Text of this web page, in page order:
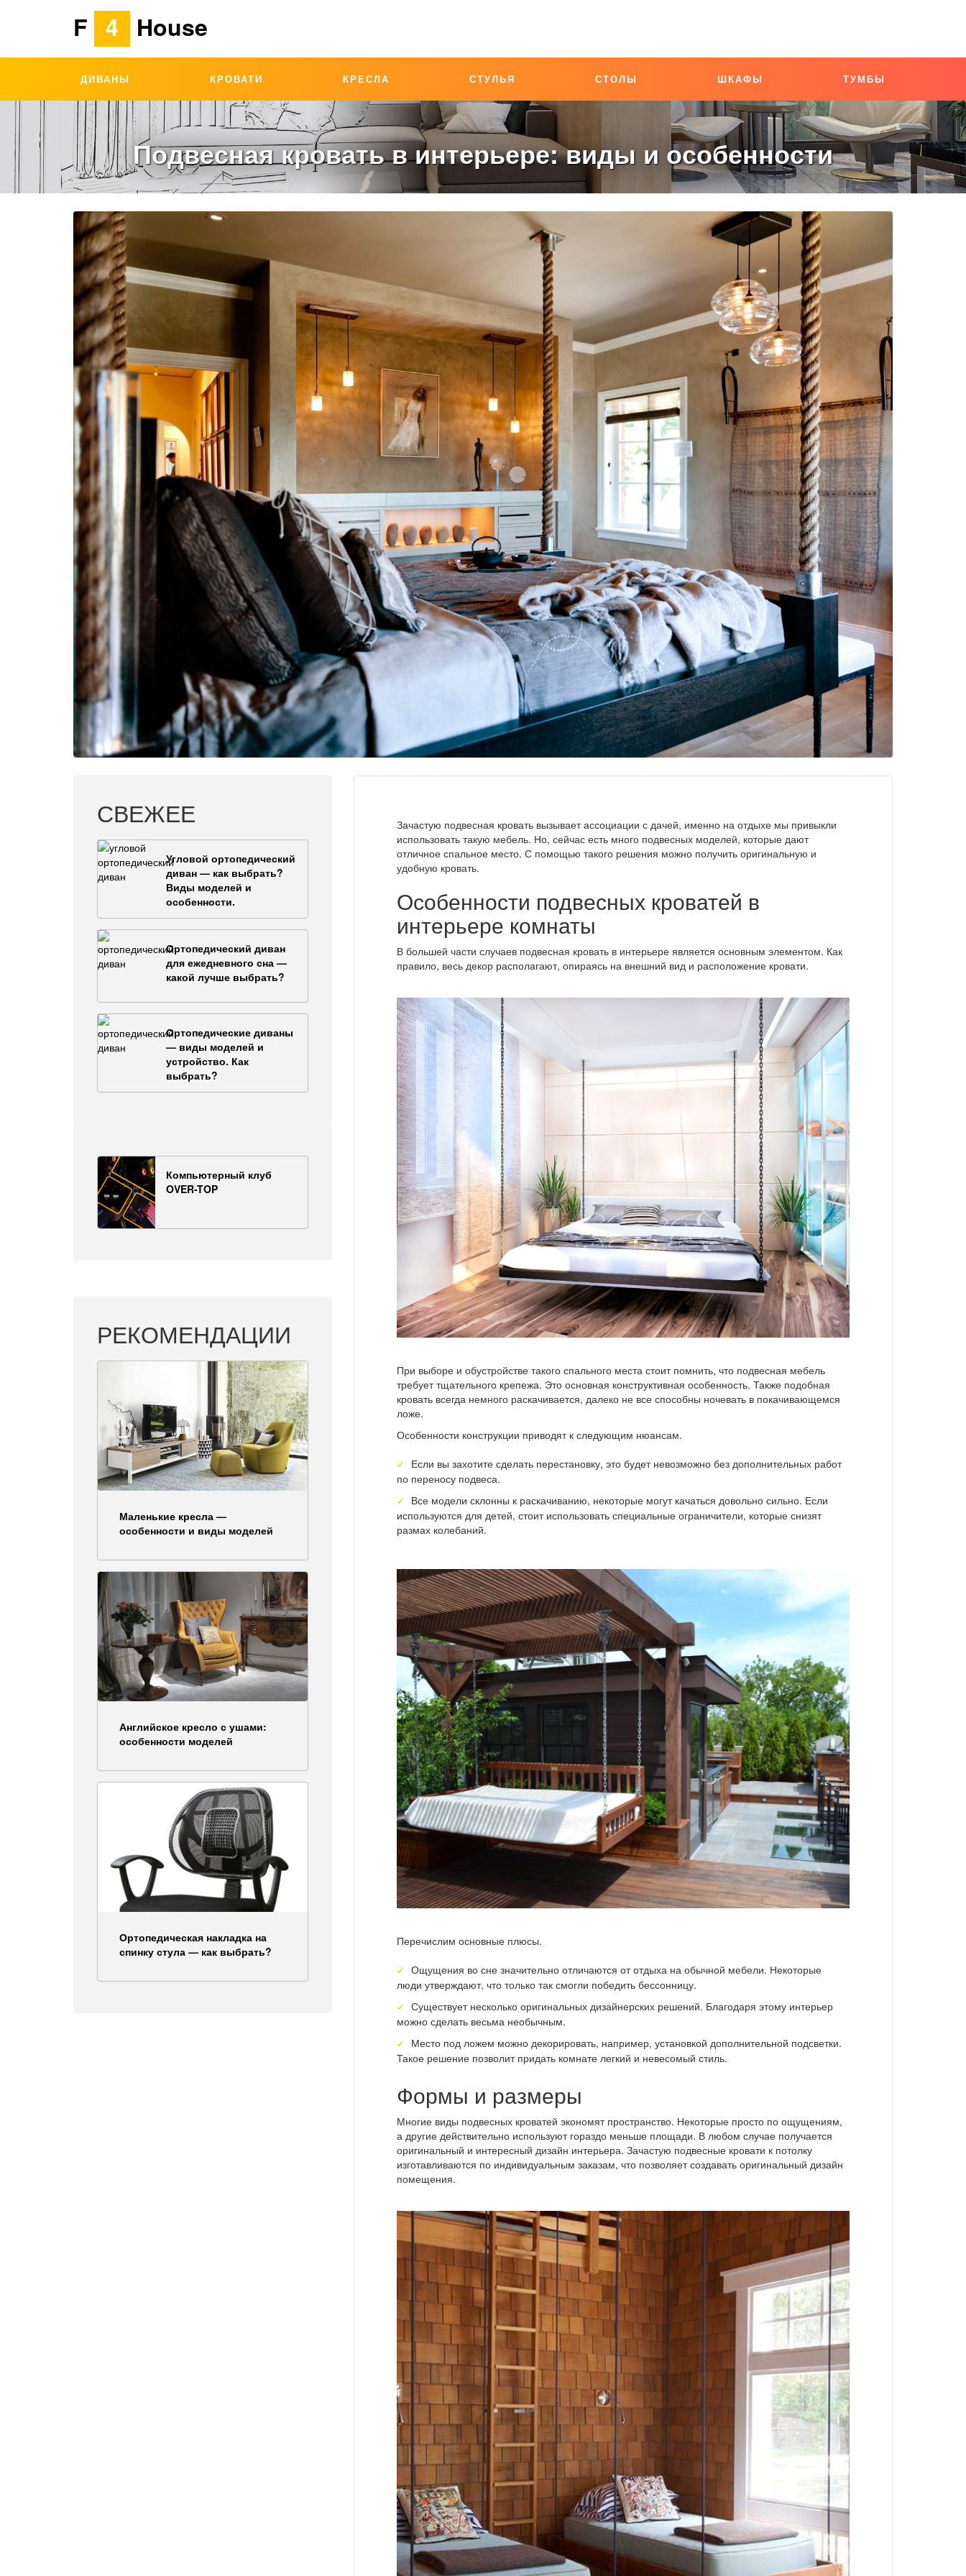
F 4 House
ДИВАНЫ КРОВАТИ КРЕСЛА СТУЛЬЯ СТОЛЫ ШКАФЫ ТУМБЫ
Подвесная кровать в интерьере: виды и особенности
СВЕЖЕЕ
Угловой ортопедический
диван — как выбрать?
Виды моделей и
особенности.
Ортопедический диван
для ежедневного сна —
какой лучше выбрать?
Ортопедические диваны
— виды моделей и
устройство. Как
выбрать?
Компьютерный клуб
OVER-TOP
РЕКОМЕНДАЦИИ
Маленькие кресла —
особенности и виды моделей
Английское кресло с ушами:
особенности моделей
Ортопедическая накладка на
спинку стула — как выбрать?
Зачастую подвесная кровать вызывает ассоциации с дачей, именно на отдыхе мы привыкли
использовать такую мебель. Но, сейчас есть много подвесных моделей, которые дают
отличное спальное место. С помощью такого решения можно получить оригинальную и
удобную кровать.
Особенности подвесных кроватей в
интерьере комнаты
В большей части случаев подвесная кровать в интерьере является основным элементом. Как
правило, весь декор располагают, опираясь на внешний вид и расположение кровати.
При выборе и обустройстве такого спального места стоит помнить, что подвесная мебель
требует тщательного крепежа. Это основная конструктивная особенность. Также подобная
кровать всегда немного раскачивается, далеко не все способны ночевать в покачивающемся
ложе.
Особенности конструкции приводят к следующим нюансам.
Если вы захотите сделать перестановку, это будет невозможно без дополнительных работ
по переносу подвеса.
Все модели склонны к раскачиванию, некоторые могут качаться довольно сильно. Если
используются для детей, стоит использовать специальные ограничители, которые снизят
размах колебаний.
Перечислим основные плюсы.
Ощущения во сне значительно отличаются от отдыха на обычной мебели. Некоторые
люди утверждают, что только так смогли победить бессонницу.
Существует несколько оригинальных дизайнерских решений. Благодаря этому интерьер
можно сделать весьма необычным.
Место под ложем можно декорировать, например, установкой дополнительной подсветки.
Такое решение позволит придать комнате легкий и невесомый стиль.
Формы и размеры
Многие виды подвесных кроватей экономят пространство. Некоторые просто по ощущениям,
а другие действительно используют гораздо меньше площади. В любом случае получается
оригинальный и интересный дизайн интерьера. Зачастую подвесные кровати к потолку
изготавливаются по индивидуальным заказам, что позволяет создавать оригинальный дизайн
помещения.